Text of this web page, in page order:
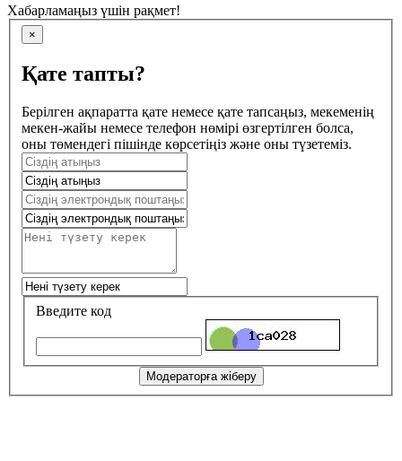
Хабарламаңыз үшін рақмет!
×
Қате тапты?
Берілген ақпаратта қате немесе қате тапсаңыз, мекеменің
мекен-жайы немесе телефон нөмірі өзгертілген болса,
оны төмендегі пішінде көрсетіңіз және оны түзетеміз.
Введите код
Модераторға жіберу